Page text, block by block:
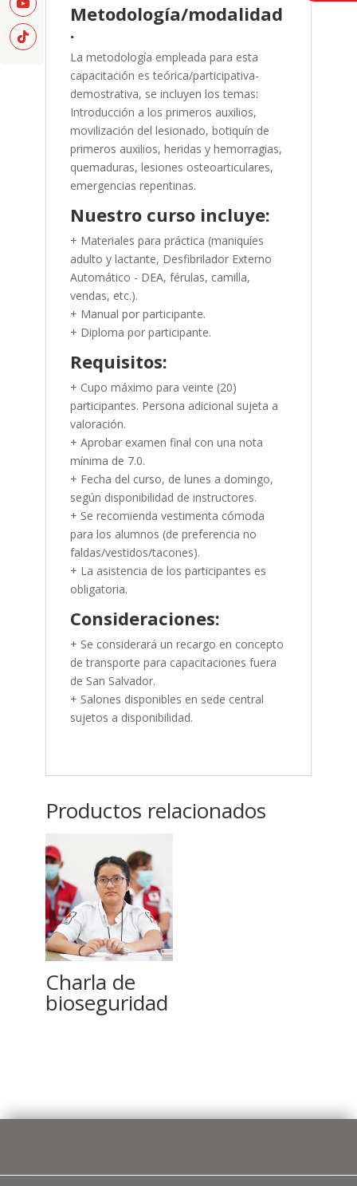
Metodología/modalidad
.
La metodología empleada para esta
capacitación es teórica/participativa-
demostrativa, se incluyen los temas:
Introducción a los primeros auxilios,
movilización del lesionado, botiquín de
primeros auxilios, heridas y hemorragias,
quemaduras, lesiones osteoarticulares,
emergencias repentinas.
Nuestro curso incluye:
+ Materiales para práctica (maniquíes
adulto y lactante, Desfibrilador Externo
Automático - DEA, férulas, camilla,
vendas, etc.).
+ Manual por participante.
+ Diploma por participante.
Requisitos:
+ Cupo máximo para veinte (20)
participantes. Persona adicional sujeta a
valoración.
+ Aprobar examen final con una nota
mínima de 7.0.
+ Fecha del curso, de lunes a domingo,
según disponibilidad de instructores.
+ Se recomienda vestimenta cómoda
para los alumnos (de preferencia no
faldas/vestidos/tacones).
+ La asistencia de los participantes es
obligatoria.
Consideraciones:
+ Se considerará un recargo en concepto
de transporte para capacitaciones fuera
de San Salvador.
+ Salones disponibles en sede central
sujetos a disponibilidad.
Productos relacionados
Charla de
bioseguridad